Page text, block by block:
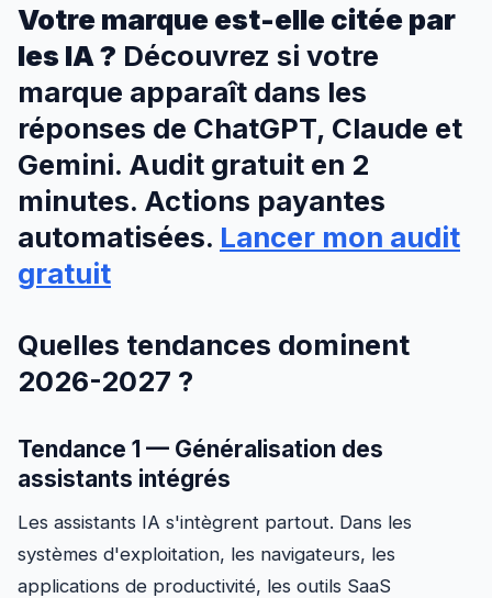
Votre marque est-elle citée par
les IA ? Découvrez si votre
marque apparaît dans les
réponses de ChatGPT, Claude et
Gemini. Audit gratuit en 2
minutes. Actions payantes
automatisées. Lancer mon audit
gratuit
Quelles tendances dominent
2026-2027 ?
Tendance 1 — Généralisation des
assistants intégrés
Les assistants IA s'intègrent partout. Dans les
systèmes d'exploitation, les navigateurs, les
applications de productivité, les outils SaaS